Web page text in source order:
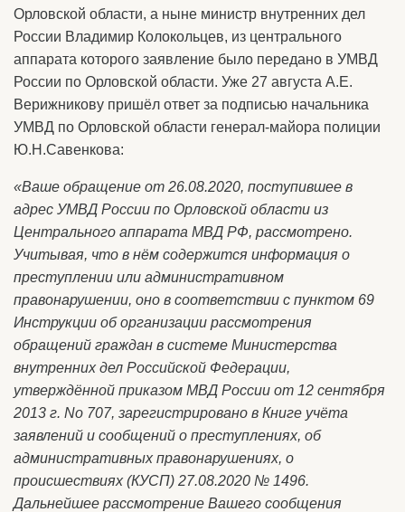
Орловской области, а ныне министр внутренних дел
России Владимир Колокольцев, из центрального
аппарата которого заявление было передано в УМВД
России по Орловской области. Уже 27 августа А.Е.
Верижникову пришёл ответ за подписью начальника
УМВД по Орловской области генерал-майора полиции
Ю.Н.Савенкова:
«Ваше обращение от 26.08.2020, поступившее в
адрес УМВД России по Орловской области из
Центрального аппарата МВД РФ, рассмотрено.
Учитывая, что в нём содержится информация о
преступлении или административном
правонарушении, оно в соответствии с пунктом 69
Инструкции об организации рассмотрения
обращений граждан в системе Министерства
внутренних дел Российской Федерации,
утверждённой приказом МВД России от 12 сентября
2013 г. No 707, зарегистрировано в Книге учёта
заявлений и сообщений о преступлениях, об
административных правонарушениях, о
происшествиях (КУСП) 27.08.2020 № 1496.
Дальнейшее рассмотрение Вашего сообщения